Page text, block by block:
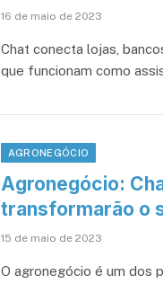
16 de maio de 2023
Chat conecta lojas,
que funcionam como
AGRONEGÓCIO
Agronegócio:
transformarão o
15 de maio de 2023
O agronegócio é um dos